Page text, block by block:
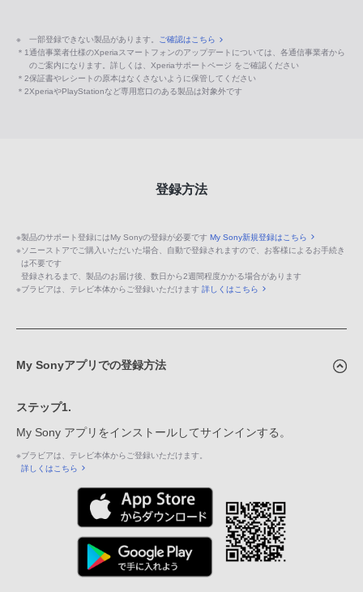
※ 一部登録できない製品があります。 ご確認はこちら
＊1通信事業者仕様のXperiaスマートフォンのアップデートについては、各通信事業者から
のご案内になります。詳しくは、Xperiaサポートページ をご確認ください
＊2保証書やレシートの原本はなくさないように保管してください
＊2XperiaやPlayStationなど専用窓口のある製品は対象外です
登録方法
※製品のサポート登録にはMy Sonyの登録が必要です My Sony新規登録はこちら
※ソニーストアでご購入いただいた場合、自動で登録されますので、お客様によるお手続き
は不要です
登録されるまで、製品のお届け後、数日から2週間程度かかる場合があります
※ブラビアは、テレビ本体からご登録いただけます 詳しくはこちら
My Sonyアプリでの登録方法
ステップ1.
My Sony アプリをインストールしてサインインする。
※ブラビアは、テレビ本体からご登録いただけます。
詳しくはこちら